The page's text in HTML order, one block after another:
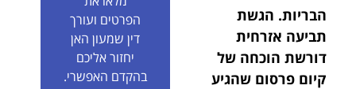
הבריות. הגשת
תביעה אזרחית
דורשת הוכחה של
קיום פרסום שהגיע
הפרטים ועורך
דין שמעון האן
יחזור אליכם
בהקדם האפשרי.